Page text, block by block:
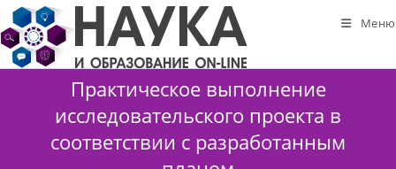
Перейти
к
содержимому
Меню
Практическое выполнение
исследовательского проекта в
соответствии с разработанным